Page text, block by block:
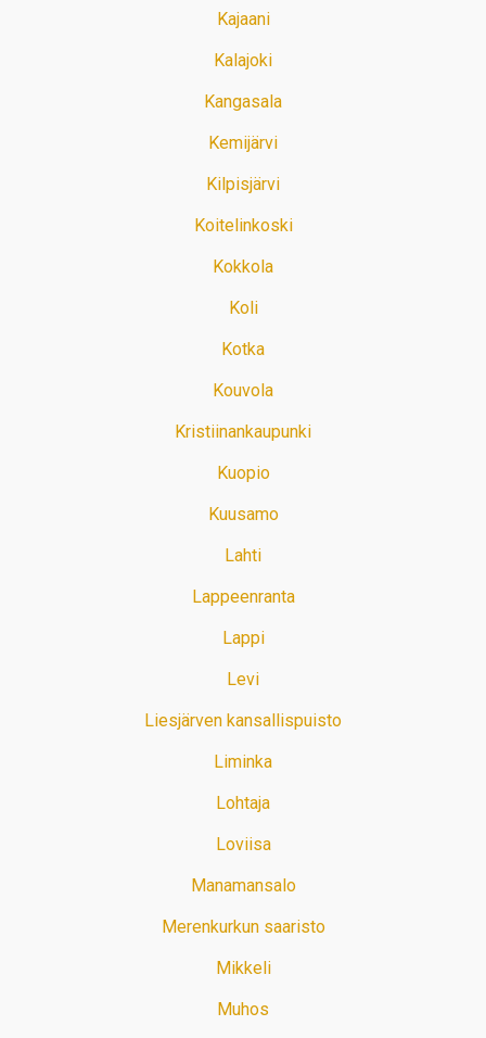
Kajaani
Kalajoki
Kangasala
Kemijärvi
Kilpisjärvi
Koitelinkoski
Kokkola
Koli
Kotka
Kouvola
Kristiinankaupunki
Kuopio
Kuusamo
Lahti
Lappeenranta
Lappi
Levi
Liesjärven kansallispuisto
Liminka
Lohtaja
Loviisa
Manamansalo
Merenkurkun saaristo
Mikkeli
Muhos